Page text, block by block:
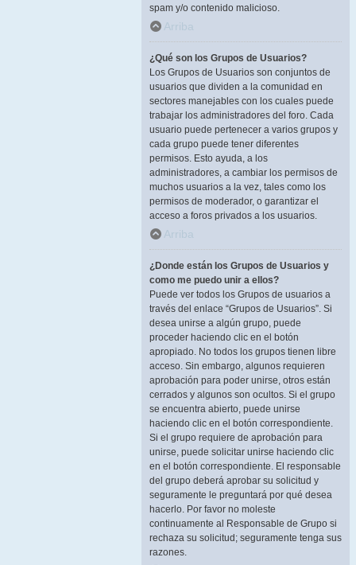
spam y/o contenido malicioso.
Arriba
¿Qué son los Grupos de Usuarios?
Los Grupos de Usuarios son conjuntos de
usuarios que dividen a la comunidad en
sectores manejables con los cuales puede
trabajar los administradores del foro. Cada
usuario puede pertenecer a varios grupos y
cada grupo puede tener diferentes
permisos. Esto ayuda, a los
administradores, a cambiar los permisos de
muchos usuarios a la vez, tales como los
permisos de moderador, o garantizar el
acceso a foros privados a los usuarios.
Arriba
¿Donde están los Grupos de Usuarios y
como me puedo unir a ellos?
Puede ver todos los Grupos de usuarios a
través del enlace “Grupos de Usuarios”. Si
desea unirse a algún grupo, puede
proceder haciendo clic en el botón
apropiado. No todos los grupos tienen libre
acceso. Sin embargo, algunos requieren
aprobación para poder unirse, otros están
cerrados y algunos son ocultos. Si el grupo
se encuentra abierto, puede unirse
haciendo clic en el botón correspondiente.
Si el grupo requiere de aprobación para
unirse, puede solicitar unirse haciendo clic
en el botón correspondiente. El responsable
del grupo deberá aprobar su solicitud y
seguramente le preguntará por qué desea
hacerlo. Por favor no moleste
continuamente al Responsable de Grupo si
rechaza su solicitud; seguramente tenga sus
razones.